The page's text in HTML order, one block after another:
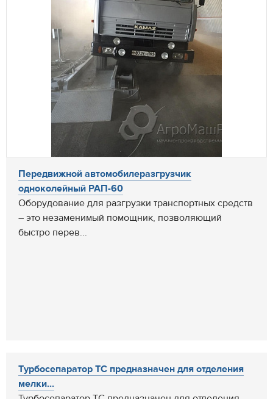
Передвижной автомобилеразгрузчик
одноколейный РАП-60
Оборудование для разгрузки транспортных средств
– это незаменимый помощник, позволяющий
быстро перев...
Турбосепаратор ТС предназначен для отделения
мелки...